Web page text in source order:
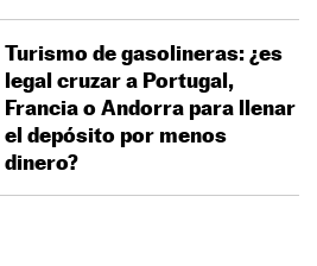
Turismo de gasolineras: ¿es
legal cruzar a Portugal,
Francia o Andorra para llenar
el depósito por menos
dinero?